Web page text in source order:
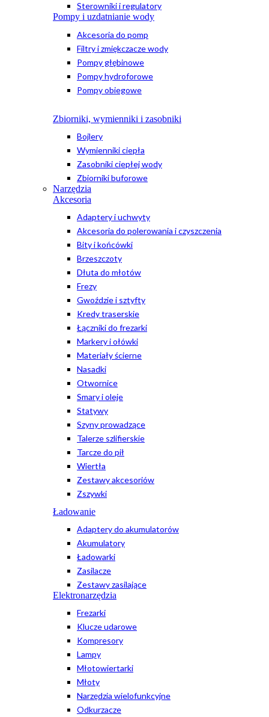
Sterowniki i regulatory
Pompy i uzdatnianie wody
Akcesoria do pomp
Filtry i zmiękczacze wody
Pompy głębinowe
Pompy hydroforowe
Pompy obiegowe
Zbiorniki, wymienniki i zasobniki
Bojlery
Wymienniki ciepła
Zasobniki ciepłej wody
Zbiorniki buforowe
Narzędzia
Akcesoria
Adaptery i uchwyty
Akcesoria do polerowania i czyszczenia
Bity i końcówki
Brzeszczoty
Dłuta do młotów
Frezy
Gwoździe i sztyfty
Kredy traserskie
Łączniki do frezarki
Markery i ołówki
Materiały ścierne
Nasadki
Otwornice
Smary i oleje
Statywy
Szyny prowadzące
Talerze szlifierskie
Tarcze do pił
Wiertła
Zestawy akcesoriów
Zszywki
Ładowanie
Adaptery do akumulatorów
Akumulatory
Ładowarki
Zasilacze
Zestawy zasilające
Elektronarzędzia
Frezarki
Klucze udarowe
Kompresory
Lampy
Młotowiertarki
Młoty
Narzędzia wielofunkcyjne
Odkurzacze